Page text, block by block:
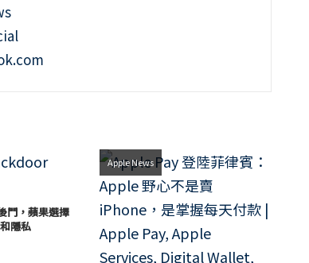
門，蘋果選擇
隱私
Apple News